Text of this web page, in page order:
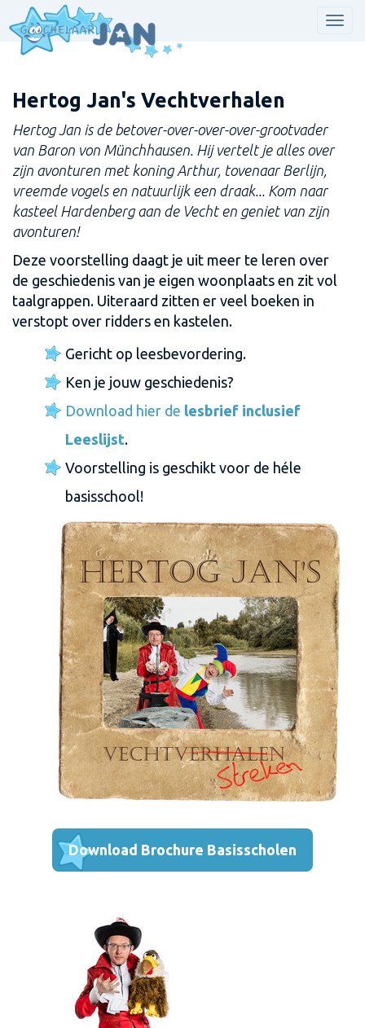
Hertog Jan's Vechtverhalen
Hertog Jan is de betover-over-over-over-grootvader
van Baron von Münchhausen. Hij vertelt je alles over
zijn avonturen met koning Arthur, tovenaar Berlijn,
vreemde vogels en natuurlijk een draak... Kom naar
kasteel Hardenberg aan de Vecht en geniet van zijn
avonturen!
Deze voorstelling daagt je uit meer te leren over
de geschiedenis van je eigen woonplaats en zit vol
taalgrappen. Uiteraard zitten er veel boeken in
verstopt over ridders en kastelen.
Gericht op leesbevordering.
Ken je jouw geschiedenis?
Download hier de lesbrief inclusief
Leeslijst.
Voorstelling is geschikt voor de héle
basisschool!
Download Brochure Basisscholen